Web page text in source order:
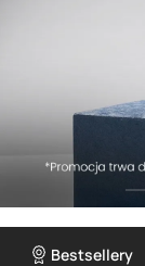
Bestsellery